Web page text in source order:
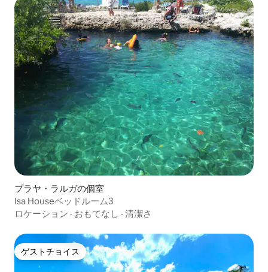
プラヤ・ラルガの個室
Isa Houseベッドルーム3
ロケーション · おもてなし · 清潔さ
ゲストチョイス
ゲストチョイス